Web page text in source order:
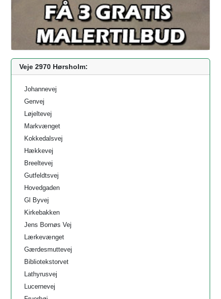
Veje 2970 Hørsholm:
Johannevej
Genvej
Løjeltevej
Markvænget
Kokkedalsvej
Hækkevej
Breeltevej
Gutfeldtsvej
Hovedgaden
Gl Byvej
Kirkebakken
Jens Bornøs Vej
Lærkevænget
Gærdesmuttevej
Bibliotekstorvet
Lathyrusvej
Lucernevej